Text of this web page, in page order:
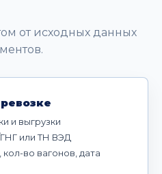
от исходных данных
и выгрузки
или ТН ВЭД
во вагонов, дата